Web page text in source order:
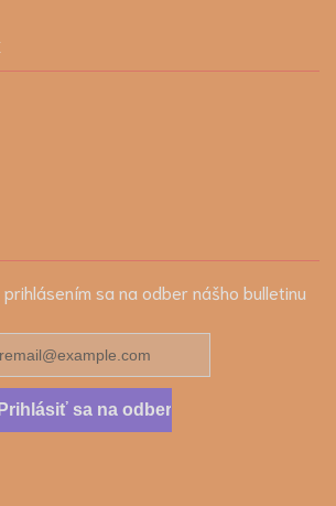
sa na odber nášho bulletinu
Prihlásiť sa na odber